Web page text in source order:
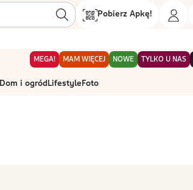
Pobierz Apkę!
MEGA! MAM WIĘCEJ NOWE TYLKO U NAS
Dom i ogród Lifestyle Foto